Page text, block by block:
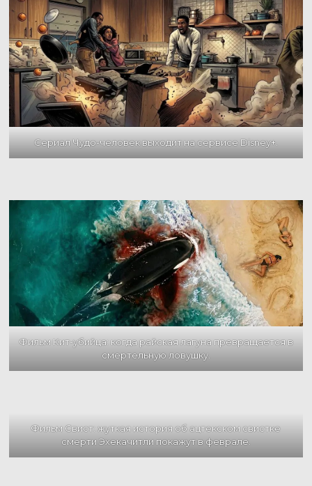
Сериал Чудо-человек выходит на сервисе Disney+.
Фильм Кит-убийца: когда райская лагуна превращается в
смертельную ловушку.
Фильм Свист: жуткая история об ацтекском свистке
смерти Эхекачитли покажут в феврале.